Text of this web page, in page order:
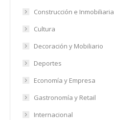
Construcción e Inmobiliaria
Cultura
Decoración y Mobiliario
Deportes
Economía y Empresa
Gastronomía y Retail
Internacional